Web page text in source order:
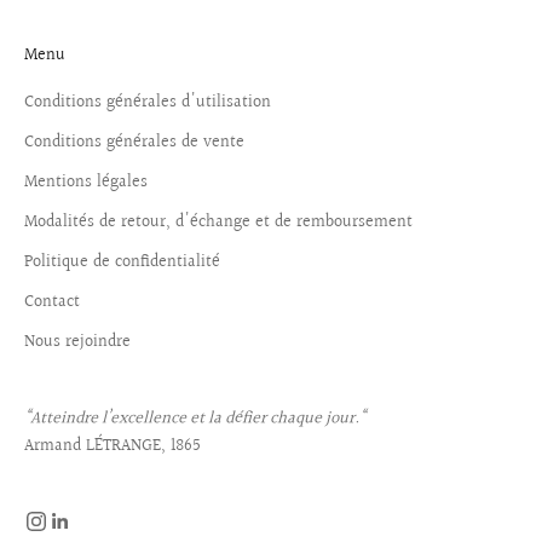
Menu
Conditions générales d'utilisation
Conditions générales de vente
Mentions légales
Modalités de retour, d'échange et de remboursement
Politique de confidentialité
Contact
Nous rejoindre
“Atteindre l’excellence et la défier chaque jour.“
Armand LÉTRANGE, 1865